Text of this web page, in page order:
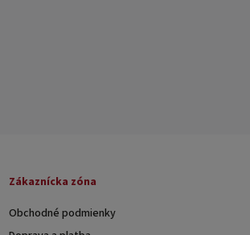
Zákaznícka zóna
Obchodné podmienky